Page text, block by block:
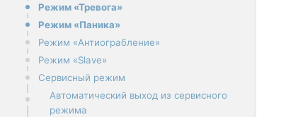
Режим «Тревога»
Режим «Паника»
Режим «Антиограбление»
Режим «Slave»
Сервисный режим
Автоматический выход из сервисного
режима